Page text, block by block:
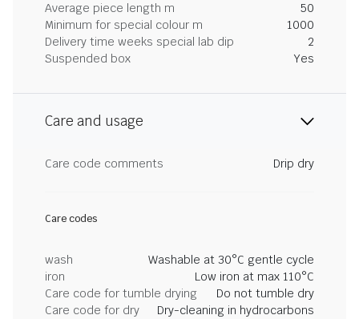
Average piece length m
50
Minimum for special colour m
1000
Delivery time weeks special lab dip
2
Suspended box
Yes
Care and usage
Care code comments Drip dry
Care codes
wash
Washable at 30°C gentle cycle
iron
Low iron at max 110°C
Care code for tumble drying
Do not tumble dry
Care code for dry
Dry-cleaning in hydrocarbons